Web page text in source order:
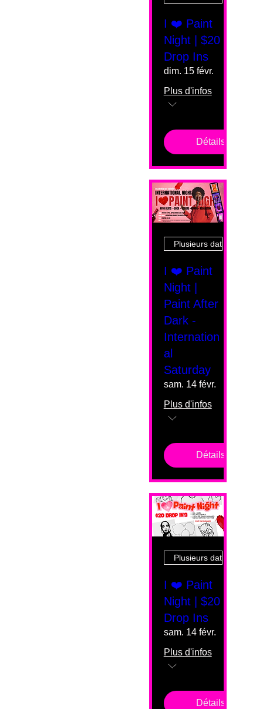
I ❤️ Paint
Night | $20
Drop Ins
dim. 15 févr.
Plus d'infos
Détails
Plusieurs dates
I ❤️ Paint
Night |
Paint After
Dark -
Internation
al
Saturday
sam. 14 févr.
Plus d'infos
Détails
Plusieurs dates
I ❤️ Paint
Night | $20
Drop Ins
sam. 14 févr.
Plus d'infos
Détails